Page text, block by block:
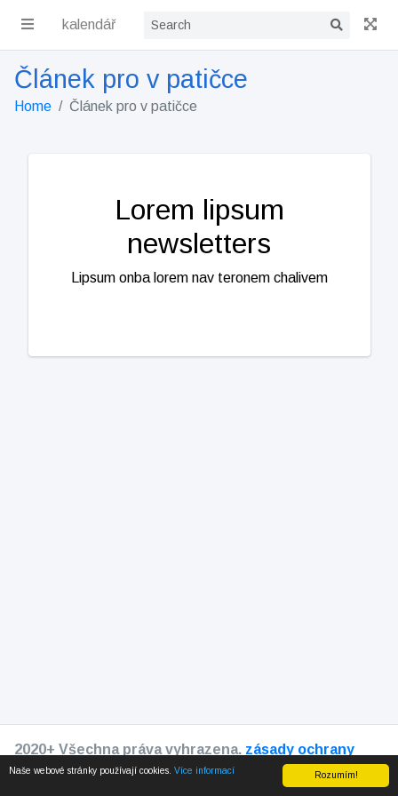
Rozumím!
Naše webové stránky používají cookies. Více informací
kalendář
Článek pro v patičce
Home Článek pro v patičce
Lorem lipsum
newsletters
Lipsum onba lorem nav teronem chalivem
2020+ Všechna práva vyhrazena. zásady ochrany
osobních údajů